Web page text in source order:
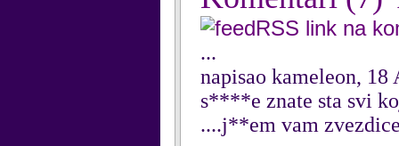
RSS link na
...
napisao kameleon, 18
s****e znate sta svi
....j**em vam